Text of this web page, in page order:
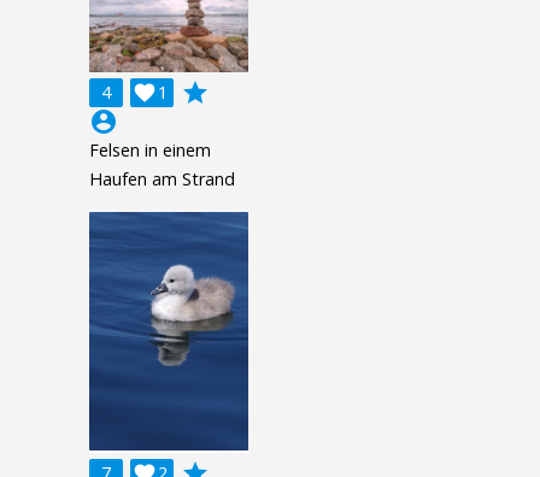
4 1

grade
account_circle
Felsen in einem
Haufen am Strand